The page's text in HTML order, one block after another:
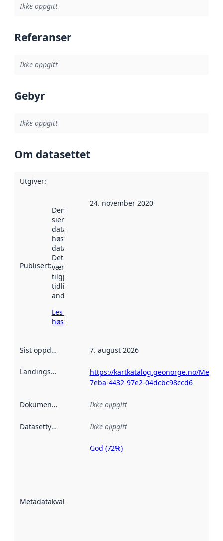
Ikke oppgitt
Referanser
Ikke oppgitt
Gebyr
Ikke oppgitt
Om datasettet
Utgiver:
Publisert:
Denne datoen
sier når
datasettet ble
høstet av
data.norge.no.
Det kan ha
vært
tilgjengelig
tidligere
andre steder.
Les mer om
høsting her
24. november 2020
Sist oppdatert 7. august 2026
Landingsside
https://kartkatalog.geonorge.no/
7eba-4432-97e2-04dcbc98ccd6
Dokumentasjon Ikke oppgitt
Datasettype Ikke oppgitt
Metadatakvalitet
Metadatakvalitet
God (72%)